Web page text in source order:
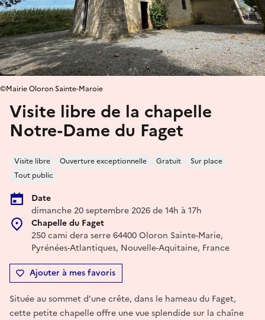
Visite libre de la chapelle
Notre-Dame du Faget
Visite libre Ouverture exceptionnelle Gratuit
Sur place
Tout public
Date
dimanche 20 septembre 2026 de 14h à 17h
Chapelle du Faget
250 cami dera serre 64400 Oloron Sainte-Marie,
Pyrénées-Atlantiques, Nouvelle-Aquitaine, France
Ajouter à mes favoris
©Mairie Oloron Sainte-Maroie
Située au sommet d’une crête, dans le hameau du Faget,
cette petite chapelle offre une vue splendide sur la chaîne